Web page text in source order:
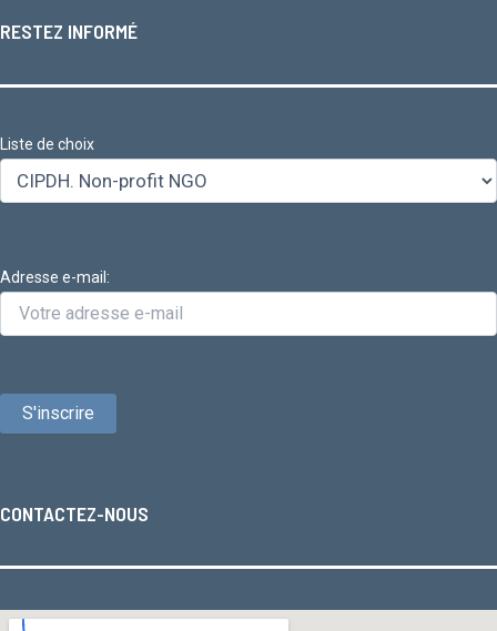
RESTEZ INFORMÉ
Liste de choix
Adresse e-mail:
CONTACTEZ-NOUS